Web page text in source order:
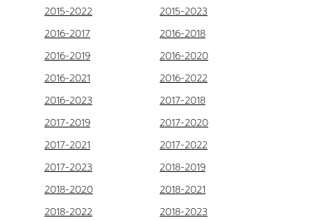
2015-2022
2015-2023
2016-2017
2016-2018
2016-2019
2016-2020
2016-2021
2016-2022
2016-2023
2017-2018
2017-2019
2017-2020
2017-2021
2017-2022
2017-2023
2018-2019
2018-2020
2018-2021
2018-2022
2018-2023